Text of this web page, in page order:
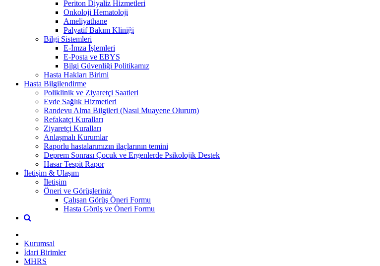
Periton Diyaliz Hizmetleri
Onkoloji Hematoloji
Ameliyathane
Palyatif Bakım Kliniği
Bilgi Sistemleri
E-İmza İşlemleri
E-Posta ve EBYS
Bilgi Güvenliği Politikamız
Hasta Hakları Birimi
Hasta Bilgilendirme
Poliklinik ve Ziyaretçi Saatleri
Evde Sağlık Hizmetleri
Randevu Alma Bilgileri (Nasıl Muayene Olurum)
Refakatçi Kuralları
Ziyaretçi Kuralları
Anlaşmalı Kurumlar
Raporlu hastalarımızın ilaçlarının temini
Deprem Sonrası Çocuk ve Ergenlerde Psikolojik Destek
Hasar Tespit Rapor
İletişim & Ulaşım
İletişim
Öneri ve Görüşleriniz
Çalışan Görüş Öneri Formu
Hasta Görüş ve Öneri Formu
Kurumsal
İdari Birimler
MHRS